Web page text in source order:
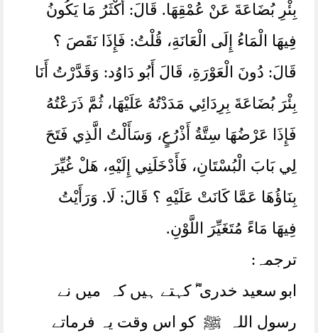
بِئْرِ بُضَاعَةَ عَنْ عُمْقِهَا. قَالَ:‏‏‏‏ أَكْثَرُ مَا يَكُونُ
فِيهَا الْمَاءُ إِلَى الْعَانَةِ، ‏‏‏‏‏‏قُلْتُ:‏‏‏‏ فَإِذَا نَقَصَ ؟
قَالَ:‏‏‏‏ دُونَ الْعَوْرَةِ، ‏‏‏قَالَ أَبُو دَاوُد:‏‏‏‏ وَقَدَّرْتُ أَنَا
بِئْرَ بُضَاعَةَ بِرِدَائِي مَدَدْتُهُ عَلَيْهَا، ‏‏‏‏‏‏ثُمَّ ذَرَعْتُهُ
فَإِذَا عَرْضُهَا سِتَّةُ أَذْرُعٍ، ‏‏‏‏‏‏وَسَأَلْتُ الَّذِي فَتَحَ
لِي بَابَ الْبُسْتَانِ، ‏‏‏‏‏‏فَأَدْخَلَنِي إِلَيْهِ، ‏‏‏‏‏‏هَلْ غُيِّرَ
بِنَاؤُهَا عَمَّا كَانَتْ عَلَيْهِ ؟ قَالَ:‏‏‏‏ لَا. وَرَأَيْتُ
فِيهَا مَاءً مُتَغَيِّرَ اللَّوْنِ.
ترجمہ:
ابو سعید خدری ؓ کہتے ہیں کہ میں نے
رسول اللہ ﷺ کو اس وقت یہ فرماتے